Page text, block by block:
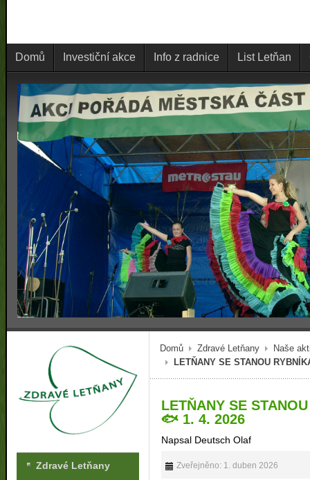
Domů Investiční akce Info z radnice List Letňan
Domů Zdravé Letňany
Naše
LETŇANY SE STANOU
LETŇANY SE
🐟 1. 4. 2026
Napsal Deutsch Olaf
Zveřejněno: 1. duben 2026
Zdravé Letňany